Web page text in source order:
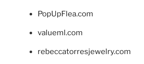
PopUpFlea.com
valueml.com
rebeccatorresjewelry.com